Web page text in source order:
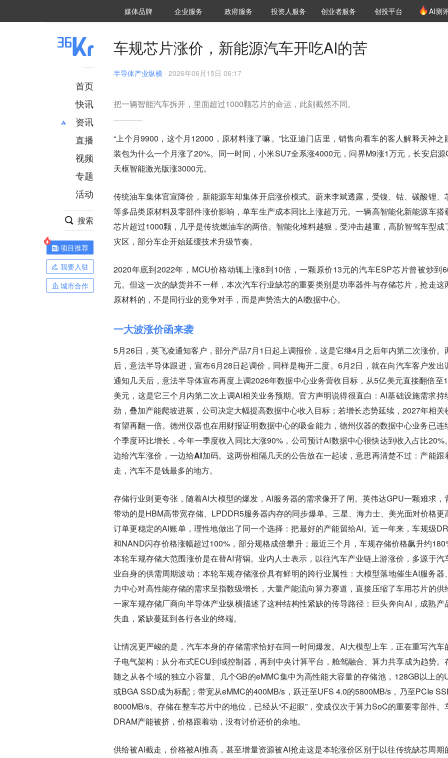
媒体品牌 36Kr研究院
企业服务 城市之窗
政府服务 VClub投资机构库
投资机构职位推介
投资人服务 创投氪堂
创业者服务 创投平台 AI测
首页
快讯
资讯
推荐
财经
项目推荐
安徽
直播
视频
专题
活动
搜索
项目推荐
我要入驻
城市合作
车规芯片涨价，新能源汽车开吃AI的苦
半导体产业纵横 · 2026年06月15日 06:17
把一辆智能汽车拆开，里面超过1000颗芯片的命运，此刻截然不同。
“上个月9900，这个月12000，原材料涨了嘛。”比亚迪门店里，销售向看车的客人解释天神之
装包为什么一个月涨了20%。同一时间，小米SU7全系涨4000元，问界M9涨1万元，长安启源
天枢智能激光版涨3000元。
传统油车集体官宣降价，新能源车却集体开启涨价模式。蔚来李斌透露，受镍、钴、碳酸锂、
等多品类原材料及零部件涨价影响，单车生产成本同比上涨超万元。一辆高智能化新能源车搭
芯片超过1000颗，几乎是传统燃油车的两倍。智能化堆料越狠，受冲击越重，高阶智驾车型成
灾区，部分车企开始延缓技术升级节奏。
2020年底到2022年，MCU价格动辄上涨8到10倍，一颗原价13元的汽车ESP芯片曾被炒到
元。但这一次的缺货并不一样，本次汽车行业缺芯的重要类别是功率器件与存储芯片，抢走这
原材料的，不是同行业的竞争对手，而是声势浩大的AI数据中心。
一大波涨价函来袭
5月26日，英飞凌通知客户，部分产品7月1日起上调报价，这是它继4月之后年内第二次涨价。
后，意法半导体跟进，宣布6月28日起调价，同样是梅开二度。6月2日，就在向汽车客户发出
通知几天后，意法半导体宣布再度上调2026年数据中心业务营收目标，从5亿美元直接翻倍至
美元，这是它三个月内第二次上调AI相关业务预期。官方声明说得很直白：AI基础设施需求持
劲，叠加产能爬坡进展，公司决定大幅提高数据中心收入目标；若增长态势延续，2027年相关
有望再翻一倍。德州仪器也在用财报证明数据中心的吸金能力，德州仪器的数据中心业务已连
个季度环比增长，今年一季度收入同比大涨90%，公司预计AI数据中心很快达到收入占比20%。
边给汽车涨价，一边给AI加码。这两份相隔几天的公告放在一起读，意思再清楚不过：产能跟
走，汽车不是钱最多的地方。
存储行业则更夸张，随着AI大模型的爆发，AI服务器的需求像开了闸。英伟达GPU一颗难求，
带动的是HBM高带宽存储、LPDDR5服务器内存的同步爆单。三星、海力士、美光面对价格更
订单更稳定的AI账单，理性地做出了同一个选择：把最好的产能留给AI。近一年来，车规级
和NAND闪存价格涨幅超过100%，部分规格成倍攀升；最近三个月，车规存储价格飙升约
本轮车规存储大范围涨价是在替AI背锅。业内人士表示，以往汽车产业链上游涨价，多源于汽
业自身的供需周期波动；本轮车规存储涨价具有鲜明的跨行业属性：大模型落地催生AI服务器
力中心对高性能存储的需求呈指数级增长，大量产能流向算力赛道，直接压缩了车用芯片的供
一家车规存储厂商向半导体产业纵横描述了这种结构性紧缺的传导路径：巨头奔向AI，成熟产
失血，紧缺蔓延到各行各业的终端。
让情况更严峻的是，汽车本身的存储需求恰好在同一时间爆发。AI大模型上车，正在重写汽车
子电气架构：从分布式ECU到域控制器，再到中央计算平台，舱驾融合、算力共享成为趋势。
随之从各个域的独立小容量、几个GB的eMMC集中为高性能大容量的存储池，128GB以上的
或BGA SSD成为标配；带宽从eMMC的400MB/s，跃迁至UFS 4.0的5800MB/s，乃至PCIe
8000MB/s。存储在整车芯片中的地位，已经从“不起眼”，变成仅次于算力SoC的重要零部件。
DRAM产能被挤，价格跟着动，没有讨价还价的余地。
供给被AI截走，价格被AI推高，甚至增量资源被AI抢走这是本轮涨价区别于以往传统缺芯周期